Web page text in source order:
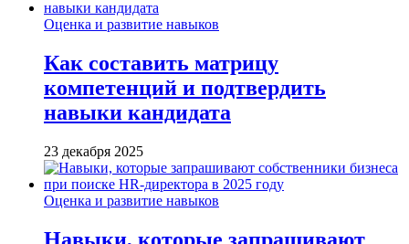
Оценка и развитие навыков
Как составить матрицу
компетенций и подтвердить
навыки кандидата
23 декабря 2025
Оценка и развитие навыков